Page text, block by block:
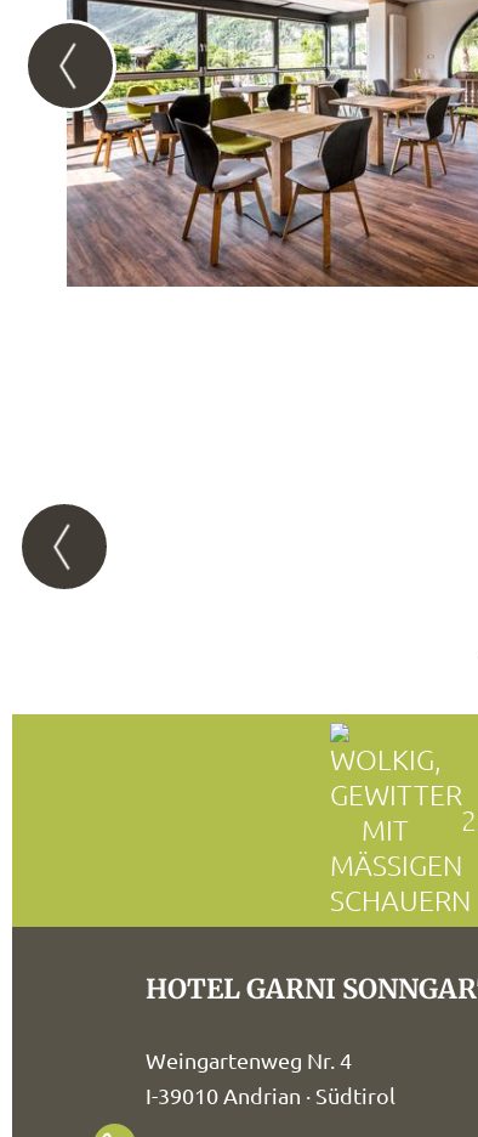
HOTEL GARNI
Weingartenweg Nr. 4
I-39010 Andrian · Südtirol